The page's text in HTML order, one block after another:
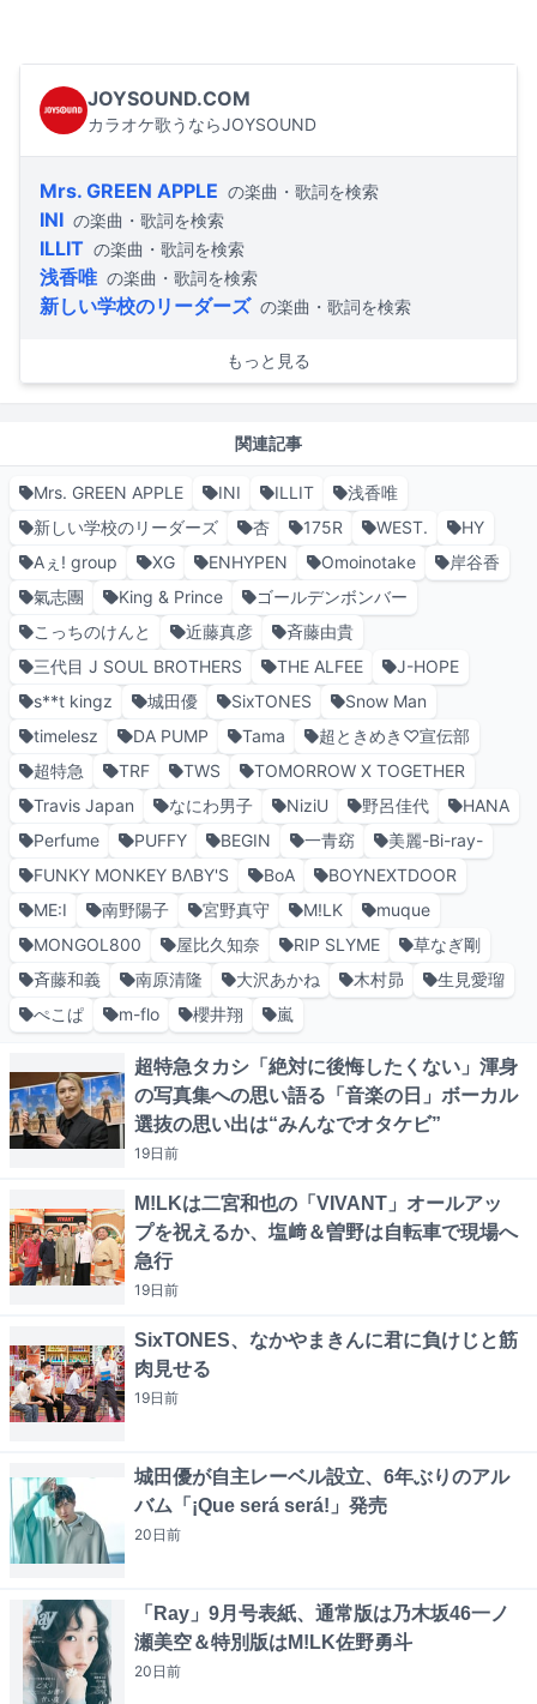
JOYSOUND.COM
カラオケ歌うならJOYSOUND
Mrs. GREEN APPLE の楽曲・歌詞を検索
INI の楽曲・歌詞を検索
ILLIT の楽曲・歌詞を検索
浅香唯 の楽曲・歌詞を検索
新しい学校のリーダーズ の楽曲・歌詞を検索
もっと見る
関連記事
Mrs. GREEN APPLE INI ILLIT
浅香唯
新しい学校のリーダーズ
杏 175R WEST.
HY
Aぇ! group
XG ENHYPEN Omoinotake
岸谷香
氣志團
King & Prince
ゴールデンボンバー
こっちのけんと
近藤真彦
斉藤由貴
三代目 J SOUL BROTHERS
THE ALFEE
J-HOPE
s**t kingz
城田優 SixTONES
Snow Man
timelesz
DA PUMP Tama
超ときめき♡宣伝部
超特急
TRF TWS
TOMORROW X TOGETHER
Travis Japan
なにわ男子 NiziU 野呂佳代
HANA
Perfume
PUFFY BEGIN 一青窈
美麗-Bi-ray-
FUNKY MONKEY BΛBY'S
BoA
BOYNEXTDOOR
ME:I
南野陽子 宮野真守 M!LK
muque
MONGOL800
屋比久知奈 RIP SLYME
草なぎ剛
斉藤和義
南原清隆 大沢あかね 木村昴
生見愛瑠
ぺこぱ
m-flo 櫻井翔 嵐
超特急タカシ「絶対に後悔したくない」渾身
の写真集への思い語る「音楽の日」ボーカル
選抜の思い出は“みんなでオタケビ”
19日前
M!LKは二宮和也の「VIVANT」オールアッ
プを祝えるか、塩﨑＆曽野は自転車で現場へ
急行
19日前
SixTONES、なかやまきんに君に負けじと筋
肉見せる
19日前
城田優が自主レーベル設立、6年ぶりのアル
バム「¡Que será será!」発売
20日前
「Ray」9月号表紙、通常版は乃木坂46一ノ
瀬美空＆特別版はM!LK佐野勇斗
20日前